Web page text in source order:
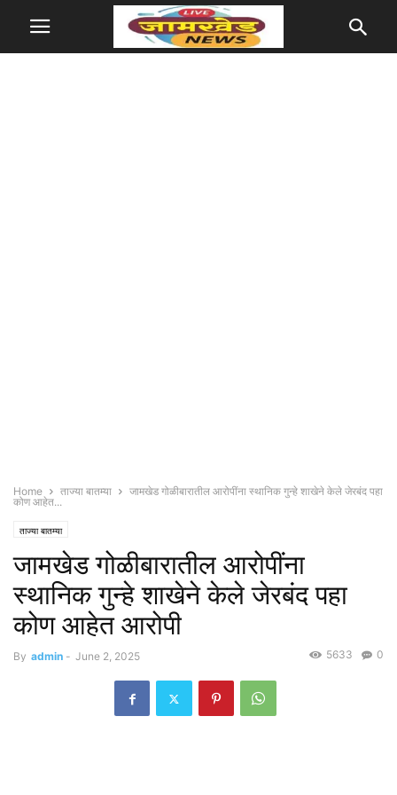
Home ताज्या बातम्या
जामखेड गोळीबारातील आरोपींना स्थानिक गुन्हे शाखेने केले जेरबंद पहा
कोण आहेत...
ताज्या बातम्या
जामखेड गोळीबारातील आरोपींना
स्थानिक गुन्हे शाखेने केले जेरबंद पहा
कोण आहेत आरोपी
By admin - June 2, 2025 0
5633